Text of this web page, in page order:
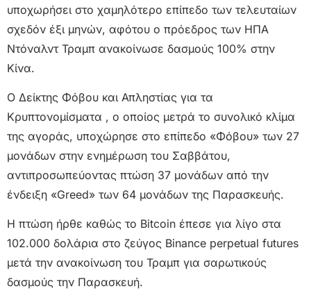
υποχωρήσει στο χαμηλότερο επίπεδο των τελευταίων
σχεδόν έξι μηνών, αφότου ο πρόεδρος των ΗΠΑ
Ντόναλντ Τραμπ ανακοίνωσε δασμούς 100% στην
Κίνα.
Ο Δείκτης Φόβου και Απληστίας για τα
Κρυπτονομίσματα , ο οποίος μετρά το συνολικό κλίμα
της αγοράς, υποχώρησε στο επίπεδο «Φόβου» των 27
μονάδων στην ενημέρωση του Σαββάτου,
αντιπροσωπεύοντας πτώση 37 μονάδων από την
ένδειξη «Greed» των 64 μονάδων της Παρασκευής.
Η πτώση ήρθε καθώς το Bitcoin έπεσε για λίγο στα
102.000 δολάρια στο ζεύγος Binance perpetual futures
μετά την ανακοίνωση του Τραμπ για σαρωτικούς
δασμούς την Παρασκευή.